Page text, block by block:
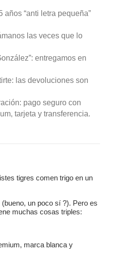
años “anti letra pequeña”
las veces que lo
entregamos en
las devoluciones son
pago seguro con
tarjeta y transferencia.
tigres comen trigo en un
un poco sí ?). Pero es
muchas cosas triples:
marca blanca y